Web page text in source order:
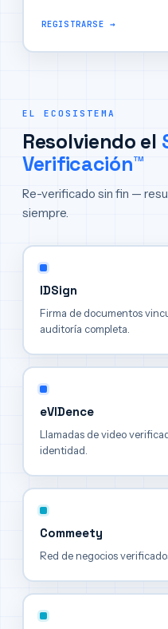
REGISTRARSE →
EL ECOSISTEMA
Resolviendo el
Verificación™
Re-verificado sin fin —
siempre.
IDSign
Firma de documentos
auditoría completa.
eVIDence
Llamadas de video
identidad.
Commeety
Red de negocios